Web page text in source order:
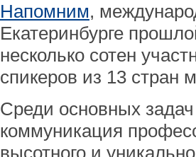
Напомним,
Екатеринбурге
несколько сотен
спикеров из 13 стран
Среди основных
коммуникация
высотного и